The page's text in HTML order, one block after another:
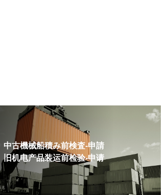
機械船積み前検査-申請
电产品装运前检验-申请